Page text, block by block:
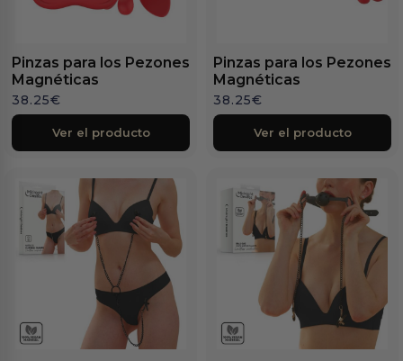
Pinzas para los Pezones
Magnéticas
38.25€
Ver el producto
Pinzas para los Pezones
Magnéticas
38.25€
Ver el producto